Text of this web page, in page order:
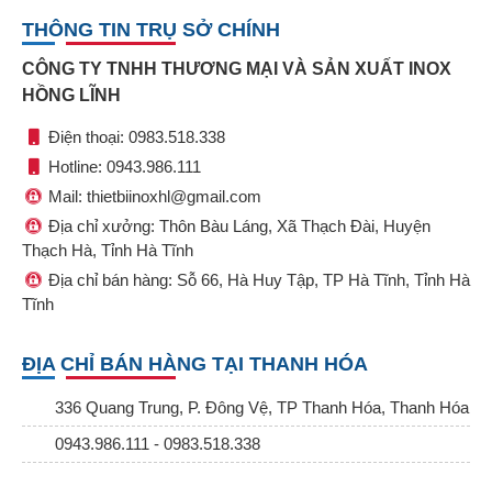
THÔNG TIN TRỤ SỞ CHÍNH
CÔNG TY TNHH THƯƠNG MẠI VÀ SẢN XUẤT INOX
HỒNG LĨNH
Điện thoại: 0983.518.338
Hotline: 0943.986.111
Mail: thietbiinoxhl@gmail.com
Địa chỉ xưởng: Thôn Bàu Láng, Xã Thạch Đài, Huyện
Thạch Hà, Tỉnh Hà Tĩnh
Địa chỉ bán hàng: Sỗ 66, Hà Huy Tập, TP Hà Tĩnh, Tỉnh Hà
Tĩnh
ĐỊA CHỈ BÁN HÀNG TẠI THANH HÓA
336 Quang Trung, P. Đông Vệ, TP Thanh Hóa, Thanh Hóa
0943.986.111 - 0983.518.338